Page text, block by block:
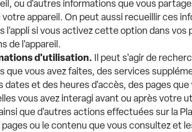
ou d'autres informations que vous
votre appareil. On peut aussi recueillir ces
l'appli si vous activez cette option dans vos
de l'appareil.
d'utilisation. Il peut s'agir de
que vous avez faites, des services
dates et des heures d'accès, des pages
vous avez interagi avant ou après votre
que d'autres actions effectuées sur la
ou le contenu que vous consultez et